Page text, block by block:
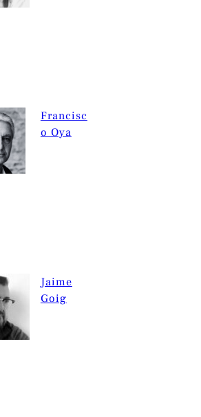
Francisc
o Oya
Jaime
Goig